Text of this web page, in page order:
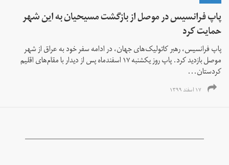
پاپ فرانسیس در موصل از بازگشت مسیحیان به این شهر
حمایت کرد
پاپ فرانسیس، رهبر کاتولیک‌های جهان، در ادامه سفر خود به عراق از شهر
موصل بازدید کرد. پاپ روز یکشنبه ۱۷ اسفندماه پس از دیدار با مقام‌های اقلیم
کردستان...
۱۷ اسفند ۱۳۹۹